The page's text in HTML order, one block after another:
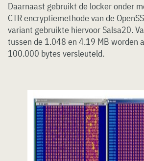
Daarnaast gebruikt de locker onder
CTR encryptiemethode van de
variant gebruikte hiervoor Salsa20.
tussen de 1.048 en 4.19 MB worden
100.000 bytes versleuteld.